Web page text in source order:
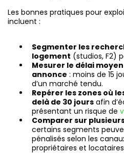
Les bonnes pratiques pour
incluent :
Segmenter les
logement (studios, F2)
Mesurer le délai
annonce : moins de 15
d’un marché tendu.
Repérer les zones où
delà de 30 jours afin
présentant un risque de
Comparer sur
certains segments
pénalisés selon les
propriétaires et